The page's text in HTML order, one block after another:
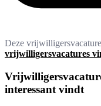
Deze
vrijwilligersvacatures
interessant vindt